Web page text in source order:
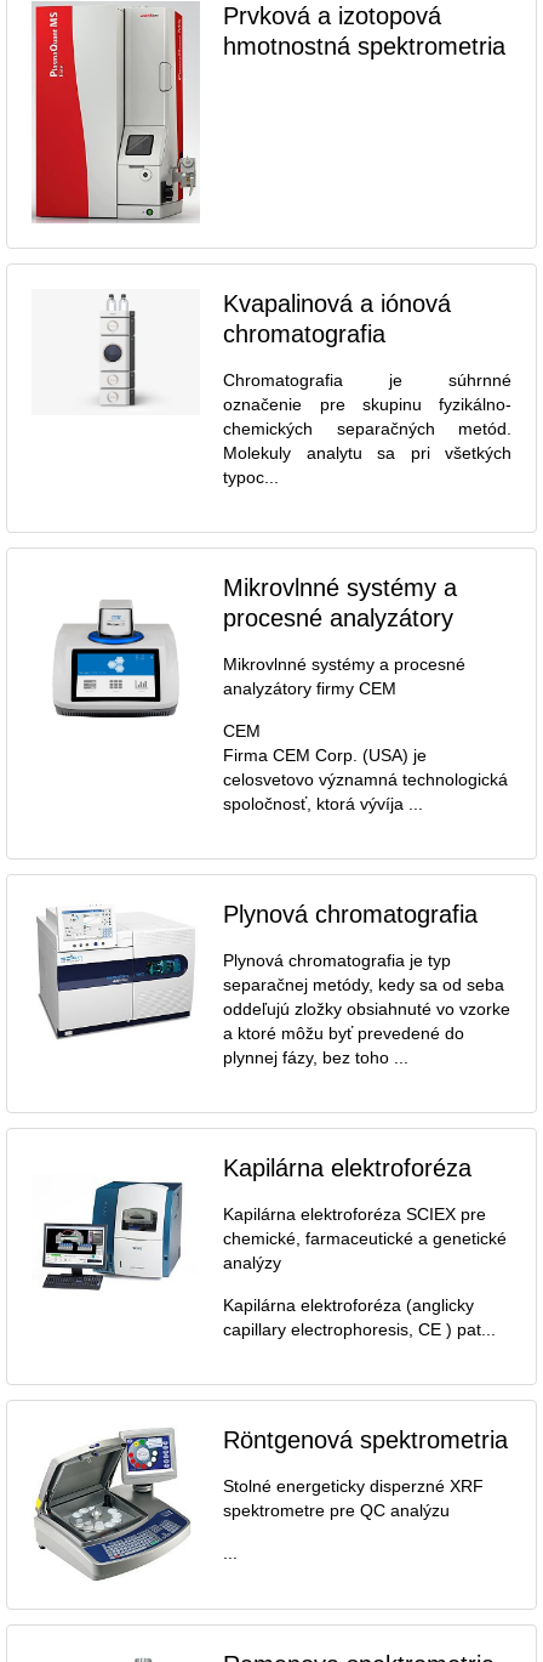
Prvková a izotopová
hmotnostná spektrometria
Kvapalinová a iónová
chromatografia
Chromatografia je súhrnné
označenie pre skupinu fyzikálno-
chemických separačných metód.
Molekuly analytu sa pri všetkých
typoc...
Mikrovlnné systémy a
procesné analyzátory
Mikrovlnné systémy a procesné
analyzátory firmy CEM
CEM
Firma CEM Corp. (USA) je
celosvetovo významná technologická
spoločnosť, ktorá vývíja ...
Plynová chromatografia
Plynová chromatografia je typ
separačnej metódy, kedy sa od seba
oddeľujú zložky obsiahnuté vo vzorke
a ktoré môžu byť prevedené do
plynnej fázy, bez toho ...
Kapilárna elektroforéza
Kapilárna elektroforéza SCIEX pre
chemické, farmaceutické a genetické
analýzy
Kapilárna elektroforéza (anglicky
capillary electrophoresis, CE ) pat...
Röntgenová spektrometria
Stolné energeticky disperzné XRF
spektrometre pre QC analýzu